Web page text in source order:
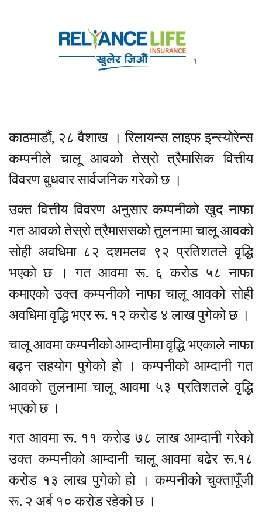
काठमाडौं, २८ वैशाख । रिलायन्स लाइफ इन्स्योरेन्स
कम्पनीले चालू आवको तेस्रो त्रैमासिक वित्तीय
विवरण बुधवार सार्वजनिक गरेको छ ।
उक्त वित्तीय विवरण अनुसार कम्पनीको खुद नाफा
गत आवको तेस्रो त्रैमाससको तुलनामा चालू आवको
सोही अवधिमा ८२ दशमलव ९२ प्रतिशतले वृद्धि
भएको छ । गत आवमा रू. ६ करोड ५८ नाफा
कमाएको उक्त कम्पनीको नाफा चालू आवको सोही
अवधिमा वृद्धि भएर रू. १२ करोड ४ लाख पुगेको छ ।
चालू आवमा कम्पनीको आम्दानीमा वृद्धि भएकाले नाफा
बढ्न सहयोग पुगेको हो । कम्पनीको आम्दानी गत
आवको तुलनामा चालू आवमा ५३ प्रतिशतले वृद्धि
भएको छ ।
गत आवमा रू. ११ करोड ७८ लाख आम्दानी गरेको
उक्त कम्पनीको आम्दानी चालू आवमा बढेर रू.१८
करोड १३ लाख पुगेको हो । कम्पनीको चुक्तापूँजी
रू. २ अर्ब १० करोड रहेको छ ।